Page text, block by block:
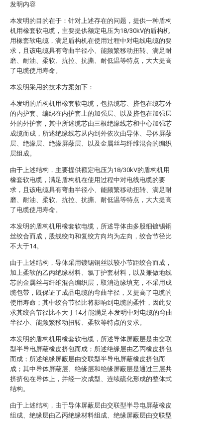
发明内容
本发明的目的在于：针对上述存在的问题，提供一种盾构
机用橡套软电缆，主要提供额定电压为18/30kV的盾构机
用橡套软电缆，满足盾构机在使用过程中对电线电缆的要
求，且该电缆具有弯曲半径小、能频繁移动扭转、满足耐
磨、耐油、柔软、抗拉、抗撕、耐低温等特点，大大提高
了电缆使用寿命。
本发明采用的技术方案如下：
本发明的盾构机用橡套软电缆，包括缆芯、挤包在缆芯外
的内护套、编织在内护套上的加强层、以及挤包在加强层
外的外护套，其中所述缆芯由三根绝缘线芯和中心加强芯
成缆而成，所述绝缘线芯从内到外依次由导体、导体屏蔽
层、绝缘层、绝缘屏蔽层、以及金属丝与纤维混合的编织
层组成。
由于上述结构，主要提供额定电压为18/30kV的盾构机用
橡套软电缆，满足盾构机在使用过程中对电线电缆的要
求，且该电缆具有弯曲半径小、能频繁移动扭转、满足耐
磨、耐油、柔软、抗拉、抗撕、耐低温等特点，大大提高
了电缆使用寿命。
本发明的盾构机用橡套软电缆，所述导体由多股细镀锡铜
丝绞合而成，股线绞向和复绞方向均为左向，绞合节径比
不大于14。
由于上述结构，导体采用镀锡铜丝以较小节距绞合而成，
加上柔软的乙丙绝缘材料、氯丁护套材料，以及兼做地线
芯的金属丝与纤维混合编织层，取消边缘填充，不采用成
缆包带，既保证了成品电缆的弯曲半径，又提高了电缆的
使用寿命；其中绞合节径比将影响到电缆的柔性，因此要
求其绞合节径比不大于14才能满足本发明中对电缆的弯曲
半径小、能频繁移动扭转、柔软等特点的要求。
本发明的盾构机用橡套软电缆，所述导体屏蔽层是由交联
型半导电屏蔽橡皮挤包而成；所述绝缘层由乙丙橡皮挤包
而成；所述绝缘屏蔽层由交联型半导电屏蔽橡皮挤包而
成；其中导体屏蔽层、绝缘层和绝缘屏蔽层是通过三层共
挤挤包在导体上，并经一次成型、连续硫化形成的整体式
结构。
由于上述结构，由于导体屏蔽层由交联型半导电屏蔽橡皮
组成、绝缘层由乙丙绝缘材料组成、绝缘屏蔽层由交联型